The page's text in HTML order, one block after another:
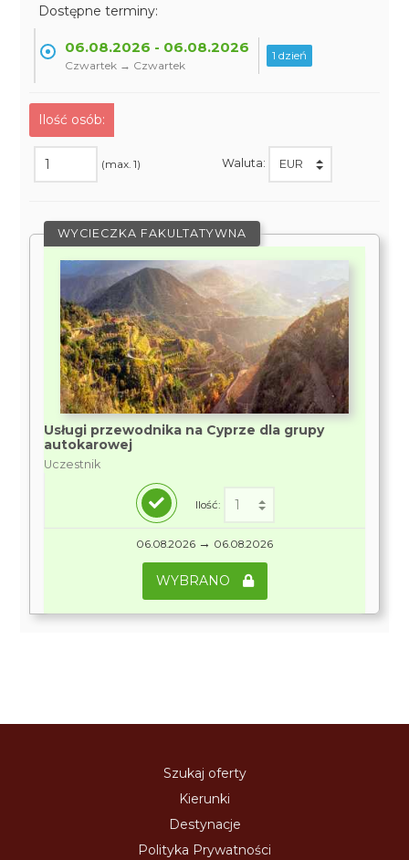
Dostępne terminy:
06.08.2026 - 06.08.2026
Czwartek → Czwartek
1 dzień
Ilość osób:
(max. 1) Waluta:
WYCIECZKA FAKULTATYWNA
Usługi przewodnika na Cyprze dla grupy
autokarowej
Uczestnik
Ilość:
06.08.2026 → 06.08.2026
WYBRANO
Szukaj oferty
Kierunki
Destynacje
Polityka Prywatności